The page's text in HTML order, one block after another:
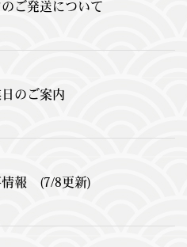
ご発送について
のご案内
情報 (7/8更新)